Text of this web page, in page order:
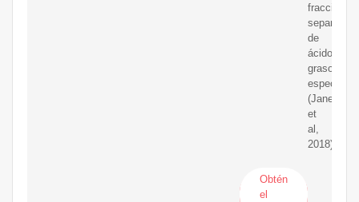
fracciones
separadas
de
ácidos
grasos
(Janelle
et
al,
2018).
Obtén
el